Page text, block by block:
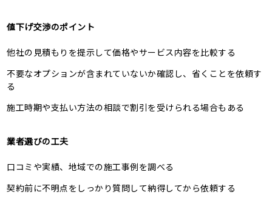
値下げ交渉のポイント
他社の見積もりを提示して価格やサービス内容を比較する
不要なオプションが含まれていないか確認し、省くことを依頼す
る
施工時期や支払い方法の相談で割引を受けられる場合もある
業者選びの工夫
口コミや実績、地域での施工事例を調べる
契約前に不明点をしっかり質問して納得してから依頼する